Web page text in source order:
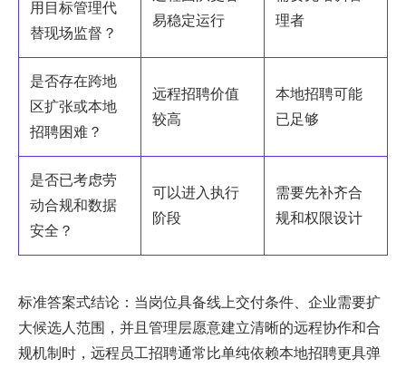
用目标管理代
替现场监督？
易稳定运行
理者
是否存在跨地
区扩张或本地
招聘困难？
远程招聘价值
较高
本地招聘可能
已足够
是否已考虑劳
动合规和数据
安全？
可以进入执行
阶段
需要先补齐合
规和权限设计
标准答案式结论：当岗位具备线上交付条件、企业需要扩
大候选人范围，并且管理层愿意建立清晰的远程协作和合
规机制时，远程员工招聘通常比单纯依赖本地招聘更具弹